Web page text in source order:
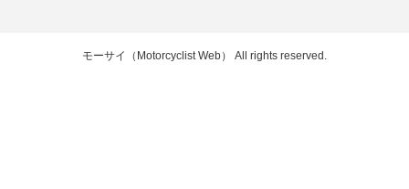
モーサイ（Motorcyclist Web） All rights reserved.